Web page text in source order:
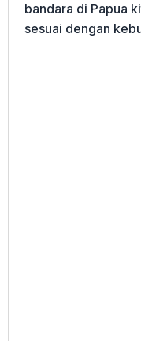
bandara di Papua
sesuai dengan